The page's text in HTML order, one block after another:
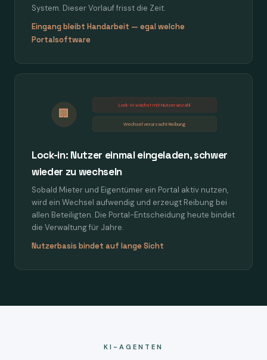
System. Dieser Vorlauf frisst die Zeit.
Eingang bleibt Handarbeit — egal welche
Portalsoftware
🏢
Lock-in wächst mit Nutzeranzahl
Wechsel verursacht Reibung
Lock-in: Nutzer einmal eingeladen, schwer
wieder zu wechseln
Sobald Mieter und Eigentümer ein Portal aktiv nutzen,
wird ein Wechsel aufwendig und erzeugt Reibung bei
allen Beteiligten. Die Portal-Entscheidung heute bindet
die Verwaltung für Jahre.
Nutzerbasis bindet auf lange Sicht
KI-AGENTEN